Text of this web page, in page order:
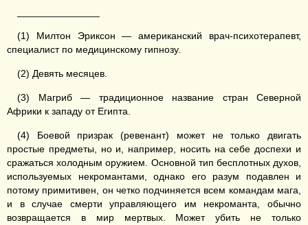
(1) Милтон Эриксон — американский врач-психотерапевт,
специалист по медицинскому гипнозу.
(2) Девять месяцев.
(3) Магриб — традиционное название стран Северной
Африки к западу от Египта.
(4) Боевой призрак (ревенант) может не только двигать
простые предметы, но и, например, носить на себе доспехи и
сражаться холодным оружием. Основной тип бесплотных духов,
используемых некромантами, однако его разум подавлен и
потому примитивен, он четко подчиняется всем командам мага,
и в случае смерти управляющего им некроманта, обычно
возвращается в мир мертвых. Может убить не только